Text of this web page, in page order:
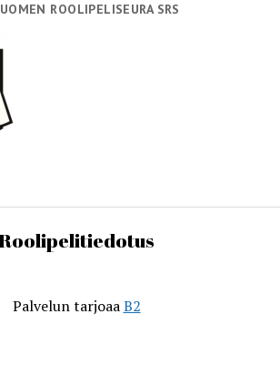
ROOLIPELISEURA SRS
Palvelun tarjoaaB2